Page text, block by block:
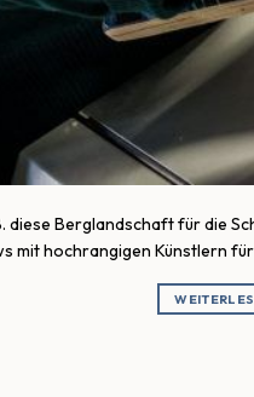
Berglandschaft für die
mit hochrangigen